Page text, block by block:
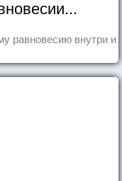
равновесию внутри и